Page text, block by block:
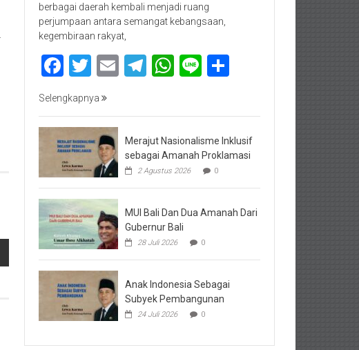
berbagai daerah kembali menjadi ruang
perjumpaan antara semangat kebangsaan,
kegembiraan rakyat,
Facebook
Twitter
EmailTelegram
WhatsApp
Line
Selengkapnya
Merajut Nasionalisme Inklusif
sebagai Amanah Proklamasi
2 Agustus 2026 0
MUI Bali Dan Dua Amanah Dari
Gubernur Bali
28 Juli 2026 0
Anak Indonesia Sebagai
Subyek Pembangunan
24 Juli 2026 0